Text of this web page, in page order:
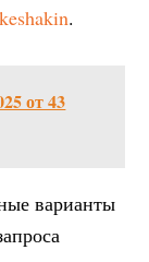
.
от 43
варианты